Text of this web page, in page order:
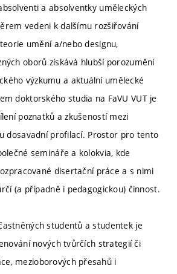
a absolventky uměleckých
vedeni k dalšímu rozšiřování
umění a/nebo designu,
oborů získává hlubší porozumění
výzkumu a aktuální umělecké
doktorského studia na FaVU VUT je
poznatků a zkušeností mezi
dosavadní profilací. Prostor pro tento
semináře a kolokvia, kde
disertační práce a s nimi
(a případně i pedagogickou) činnost.
studentů a studentek je
nových tvůrčích strategií či
mezioborových přesahů i